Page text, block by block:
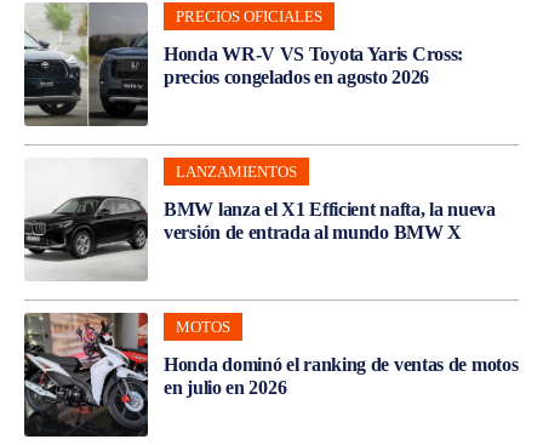
PRECIOS OFICIALES
Honda WR-V VS Toyota Yaris Cross:
precios congelados en agosto 2026
LANZAMIENTOS
BMW lanza el X1 Efficient nafta, la nueva
versión de entrada al mundo BMW X
MOTOS
Honda dominó el ranking de ventas de motos
en julio en 2026